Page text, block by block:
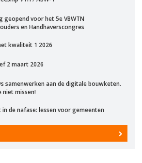
geopend voor het 5e VBWTN
en Handhaverscongres
kwaliteit 1 2026
2 maart 2026
samenwerken aan de digitale bouwketen.
niet missen!
de nafase: lessen voor gemeenten